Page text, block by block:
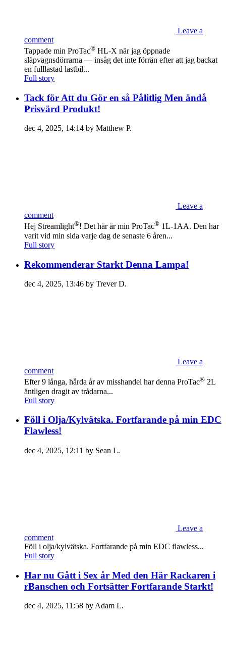
Leave a
comment
Tappade min ProTac® HL-X när jag öppnade
släpvagnsdörrarna — insåg det inte förrän efter att jag backat
en fulllastad lastbil...
Full story
Tack för Att du Gör en så Pålitlig Men ändå
Prisvärd Produkt!
dec 4, 2025, 14:14 by Matthew P.
Leave a
comment
Hej Streamlight®! Det här är min ProTac® 1L-1AA. Den har
varit vid min sida varje dag de senaste 6 åren...
Full story
Rekommenderar Starkt Denna Lampa!
dec 4, 2025, 13:46 by Trever D.
Leave a
comment
Efter 9 långa, hårda år av misshandel har denna ProTac® 2L
äntligen dragit av trådarna...
Full story
Föll i Olja/Kylvätska. Fortfarande på min EDC
Flawless!
dec 4, 2025, 12:11 by Sean L.
Leave a
comment
Föll i olja/kylvätska. Fortfarande på min EDC flawless...
Full story
Har nu Gått i Sex år Med den Här Rackaren i
rBanschen och Fortsätter Fortfarande Starkt!
dec 4, 2025, 11:58 by Adam L.